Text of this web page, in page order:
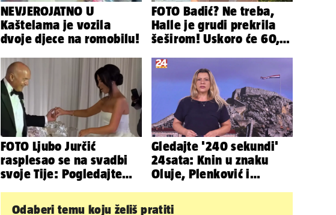
NEVJEROJATNO U
Kaštelama je vozila
dvoje djece na romobilu!
FOTO Badić? Ne treba,
Halle je grudi prekrila
šeširom! Uskoro će 60,
FOTO Ljubo Jurčić
rasplesao se na svadbi
svoje Tije: Pogledajte
Gledajte '240 sekundi'
24sata: Knin u znaku
Oluje, Plenković i
Odaberi temu koju želiš pratiti